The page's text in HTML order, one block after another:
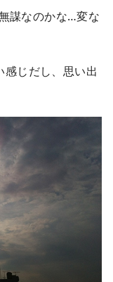
謀なのかな…変な
感じだし、思い出